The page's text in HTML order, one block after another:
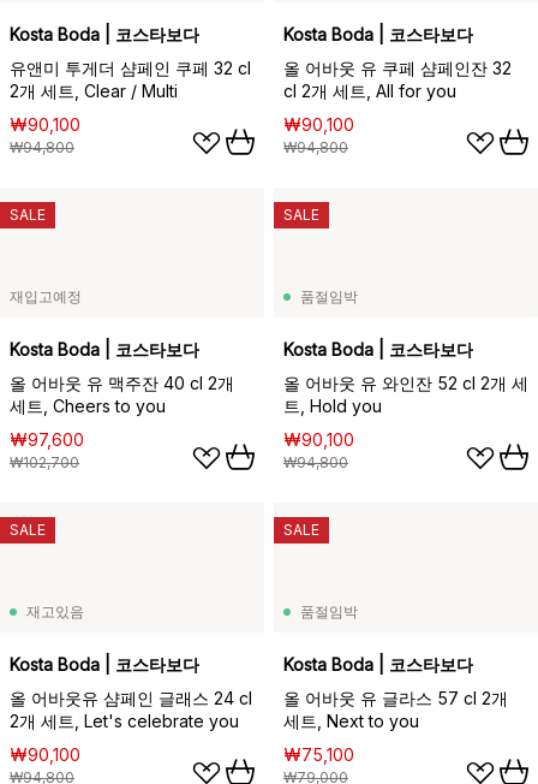
Kosta Boda | 코스타보다
유앤미 투게더 샴페인 쿠페 32 cl
2개 세트, Clear / Multi
₩90,100
₩94,800
Kosta Boda | 코스타보다
올 어바웃 유 쿠페 샴페인잔 32
cl 2개 세트, All for you
₩90,100
₩94,800
재입고예정
Kosta Boda | 코스타보다
올 어바웃 유 맥주잔 40 cl 2개
세트, Cheers to you
₩97,600
₩102,700
SALE
품절임박
Kosta Boda | 코스타보다
올 어바웃 유 와인잔 52 cl 2개 세
트, Hold you
₩90,100
₩94,800
SALE
재고있음
Kosta Boda | 코스타보다
올 어바웃유 샴페인 글래스 24 cl
2개 세트, Let's celebrate you
₩90,100
₩94,800
SALE
품절임박
Kosta Boda | 코스타보다
올 어바웃 유 글라스 57 cl 2개
세트, Next to you
₩75,100
₩79,000
SALE